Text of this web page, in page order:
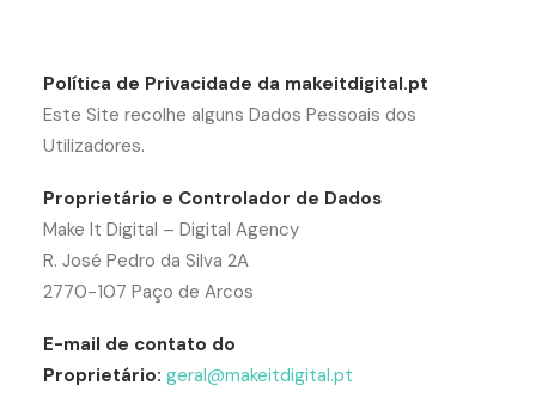
Política de Privacidade da makeitdigital.pt
Este Site recolhe alguns Dados Pessoais dos
Utilizadores.
Proprietário e Controlador de Dados
Make It Digital – Digital Agency
R. José Pedro da Silva 2A
2770-107 Paço de Arcos
E-mail de contato do
Proprietário: geral@makeitdigital.pt